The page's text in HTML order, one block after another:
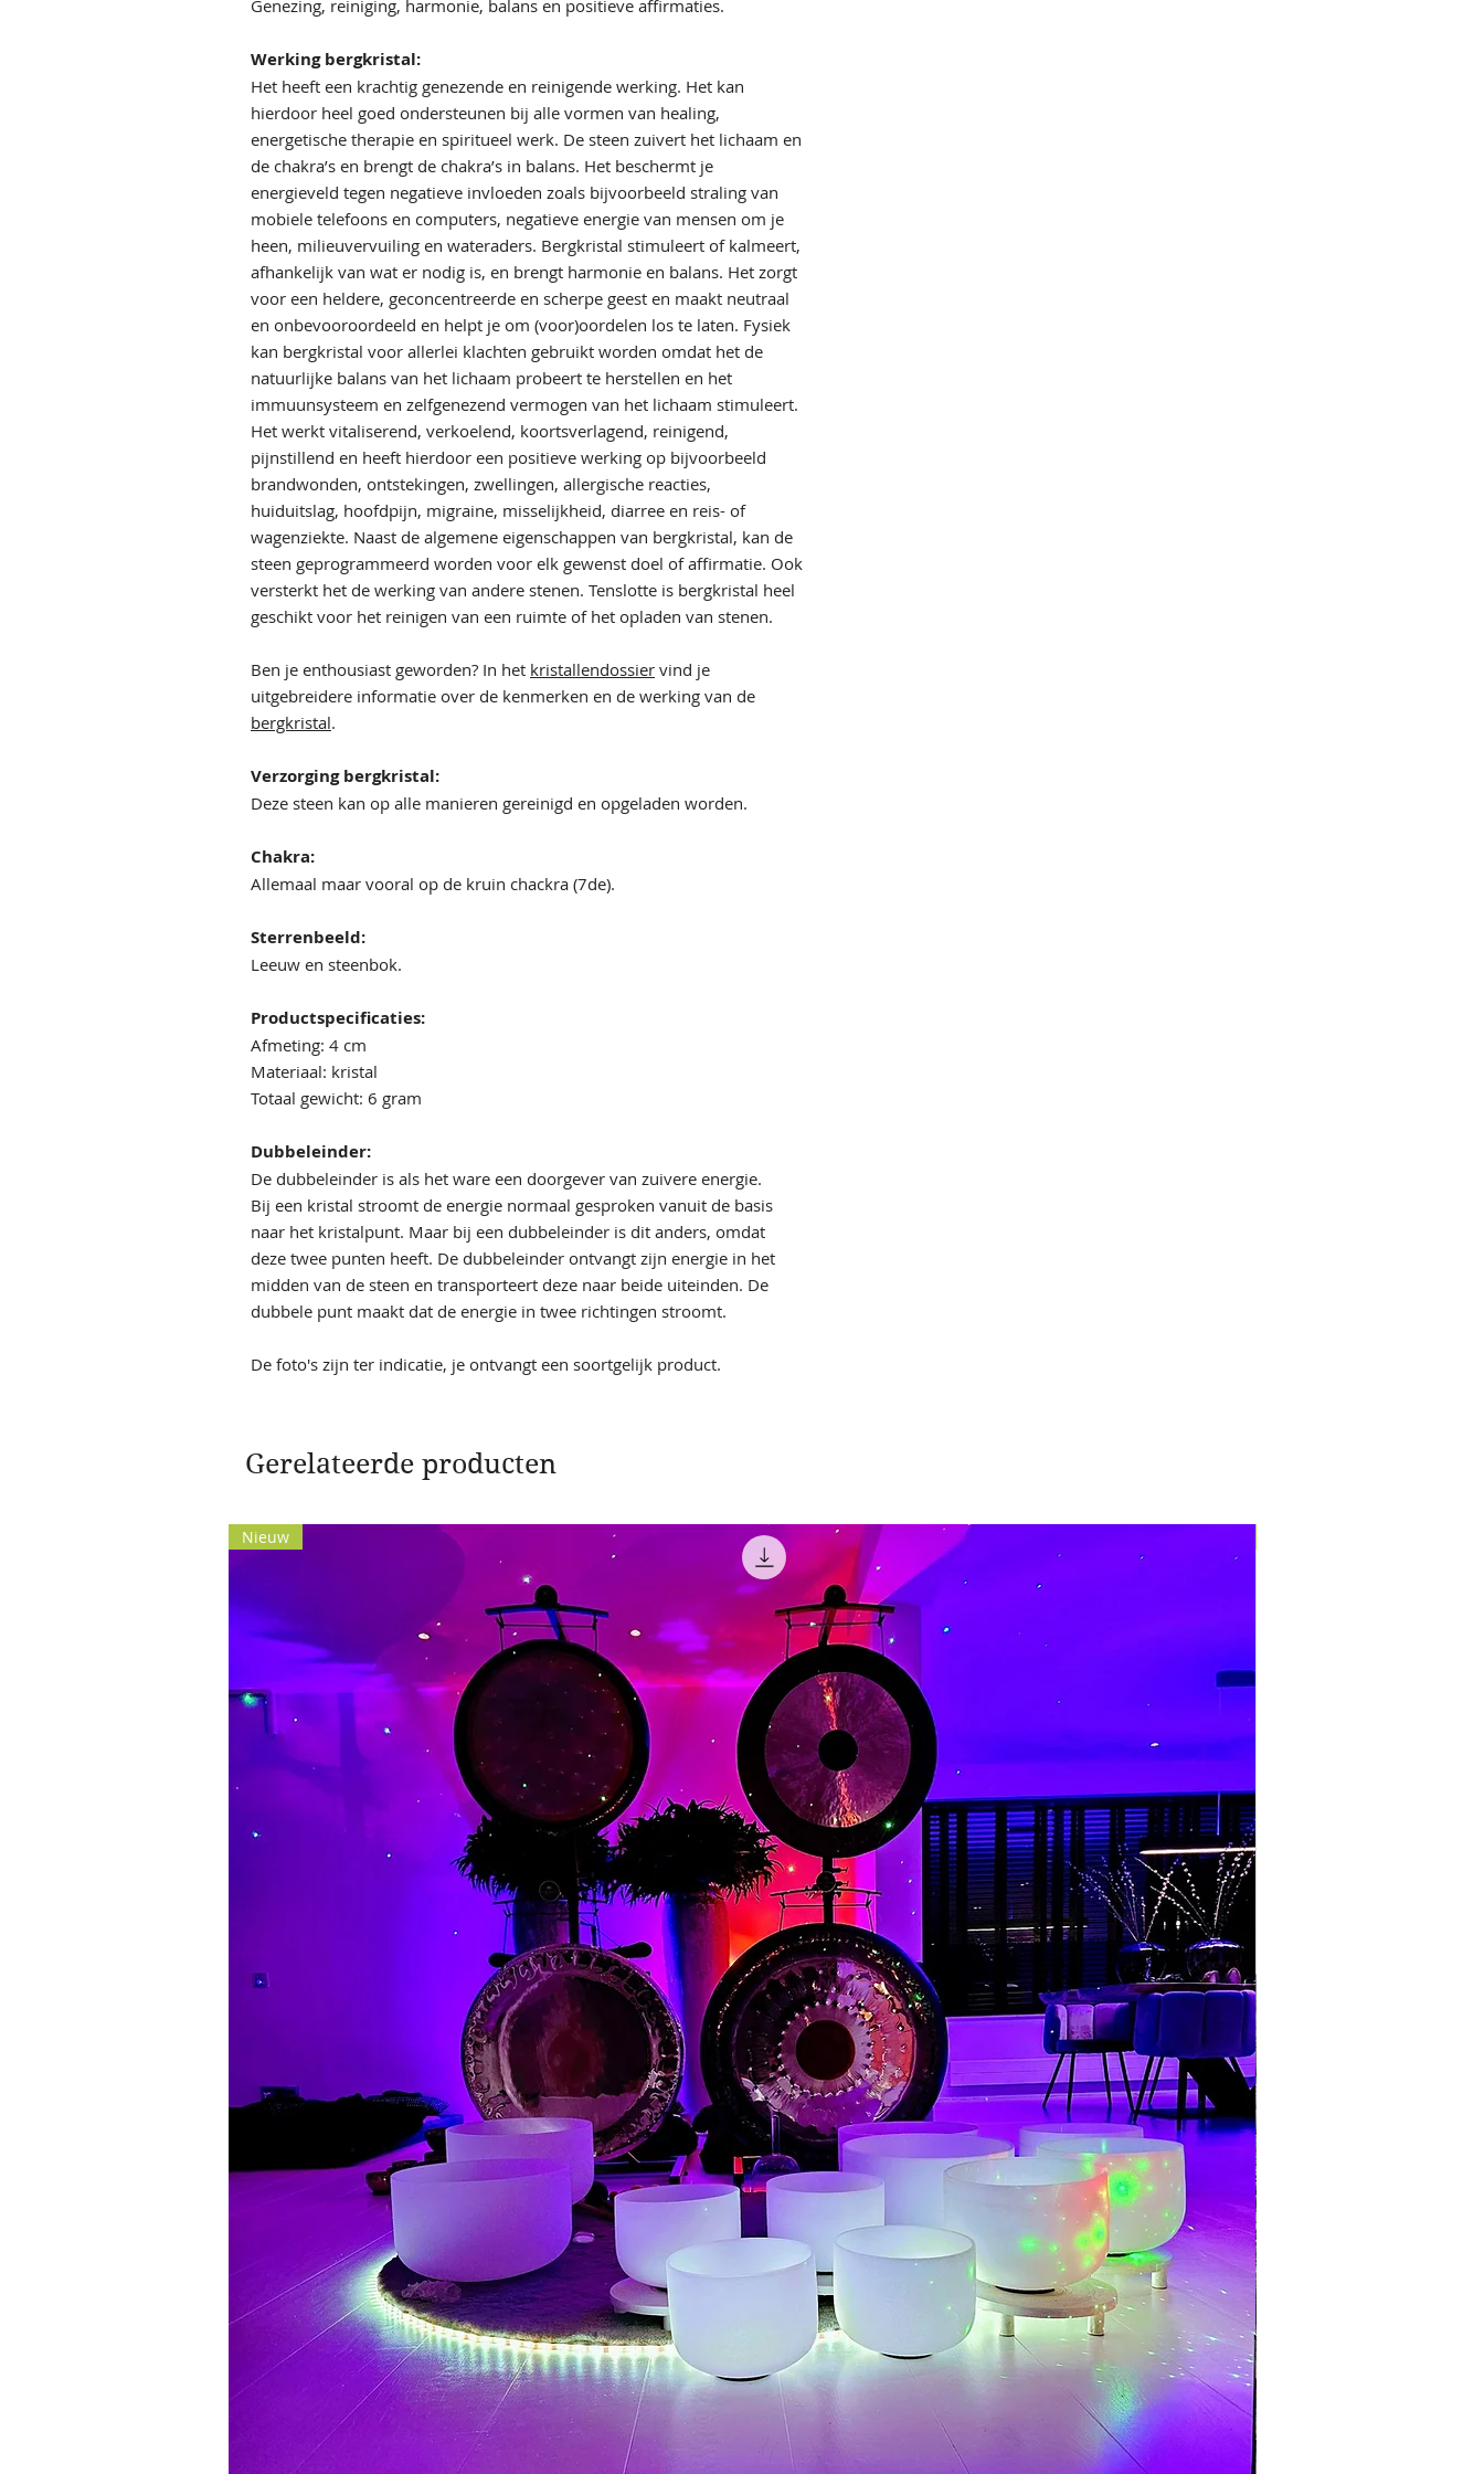
Genezing, reiniging, harmonie, balans en positieve affirmaties.
Werking bergkristal:
Het heeft een krachtig genezende en reinigende werking. Het kan
hierdoor heel goed ondersteunen bij alle vormen van healing,
energetische therapie en spiritueel werk. De steen zuivert het lichaam en
de chakra’s en brengt de chakra’s in balans. Het beschermt je
energieveld tegen negatieve invloeden zoals bijvoorbeeld straling van
mobiele telefoons en computers, negatieve energie van mensen om je
heen, milieuvervuiling en wateraders. Bergkristal stimuleert of kalmeert,
afhankelijk van wat er nodig is, en brengt harmonie en balans. Het zorgt
voor een heldere, geconcentreerde en scherpe geest en maakt neutraal
en onbevooroordeeld en helpt je om (voor)oordelen los te laten. Fysiek
kan bergkristal voor allerlei klachten gebruikt worden omdat het de
natuurlijke balans van het lichaam probeert te herstellen en het
immuunsysteem en zelfgenezend vermogen van het lichaam stimuleert.
Het werkt vitaliserend, verkoelend, koortsverlagend, reinigend,
pijnstillend en heeft hierdoor een positieve werking op bijvoorbeeld
brandwonden, ontstekingen, zwellingen, allergische reacties,
huiduitslag, hoofdpijn, migraine, misselijkheid, diarree en reis- of
wagenziekte. Naast de algemene eigenschappen van bergkristal, kan de
steen geprogrammeerd worden voor elk gewenst doel of affirmatie. Ook
versterkt het de werking van andere stenen. Tenslotte is bergkristal heel
geschikt voor het reinigen van een ruimte of het opladen van stenen.
Ben je enthousiast geworden? In het kristallendossier vind je
uitgebreidere informatie over de kenmerken en de werking van de
bergkristal.
Verzorging bergkristal:
Deze steen kan op alle manieren gereinigd en opgeladen worden.
Chakra:
Allemaal maar vooral op de kruin chackra (7de).
Sterrenbeeld:
Leeuw en steenbok.
Productspecificaties:
Afmeting: 4 cm
Materiaal: kristal
Totaal gewicht: 6 gram
Dubbeleinder:
De dubbeleinder is als het ware een doorgever van zuivere energie.
Bij een kristal stroomt de energie normaal gesproken vanuit de basis
naar het kristalpunt. Maar bij een dubbeleinder is dit anders, omdat
deze twee punten heeft. De dubbeleinder ontvangt zijn energie in het
midden van de steen en transporteert deze naar beide uiteinden. De
dubbele punt maakt dat de energie in twee richtingen stroomt.
De foto's zijn ter indicatie, je ontvangt een soortgelijk product.
Gerelateerde producten
Nieuw